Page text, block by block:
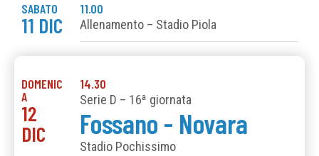
SABATO
11 DIC
11.00
Allenamento – Stadio Piola
DOMENIC
A
12
DIC
14.30
Serie D – 16ª giornata
Fossano - Novara
Stadio Pochissimo